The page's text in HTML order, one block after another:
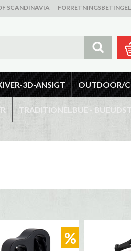
SCANDINAVIA
3D-ANSIGT OUTDOOR/
TRADITIONELBUE -
%